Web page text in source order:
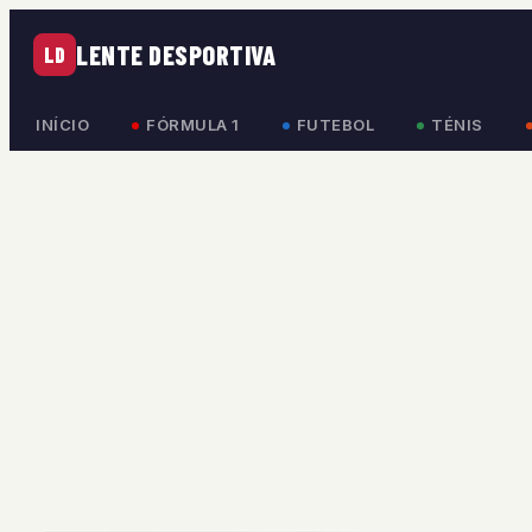
LD LENTE DESPORTIVA
INÍCIO FÓRMULA 1 FUTEBOL TÉNIS